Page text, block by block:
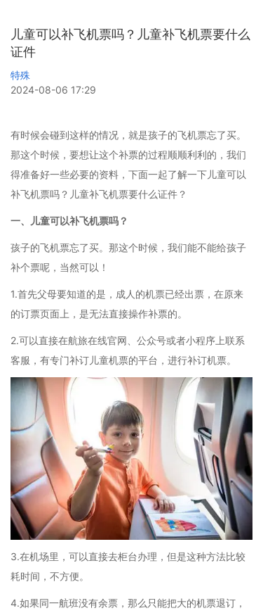
儿童可以补飞机票吗？儿童补飞机票要什么
证件
特殊
2024-08-06 17:29
有时候会碰到这样的情况，就是孩子的飞机票忘了买。
那这个时候，要想让这个补票的过程顺顺利利的，我们
得准备好一些必要的资料，下面一起了解一下儿童可以
补飞机票吗？儿童补飞机票要什么证件？
一、儿童可以补飞机票吗？
孩子的飞机票忘了买。那这个时候，我们能不能给孩子
补个票呢，当然可以！
1.首先父母要知道的是，成人的机票已经出票，在原来
的订票页面上，是无法直接操作补票的。
2.可以直接在航旅在线官网、公众号或者小程序上联系
客服，有专门补订儿童机票的平台，进行补订机票。
3.在机场里，可以直接去柜台办理，但是这种方法比较
耗时间，不方便。
4.如果同一航班没有余票，那么只能把大的机票退订，